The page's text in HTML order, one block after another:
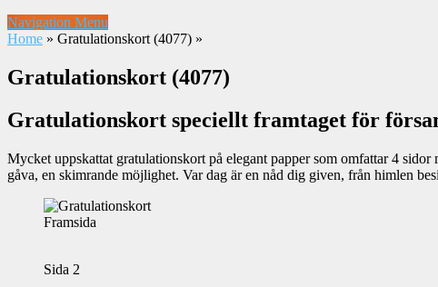
Navigation Menu
Home » Gratulationskort (4077) »
Gratulationskort (4077)
Gratulationskort speciellt framtaget för
Mycket uppskattat gratulationskort på elegant papper som omfattar 4
gåva, en skimrande möjlighet. Var dag är en nåd dig given, från himlen
Framsida
Sida 2